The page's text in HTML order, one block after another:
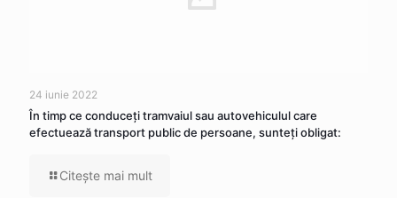
24 iunie 2022
În timp ce conduceţi tramvaiul sau autovehiculul care
efectuează transport public de persoane, sunteţi obligat:
Citeşte mai mult